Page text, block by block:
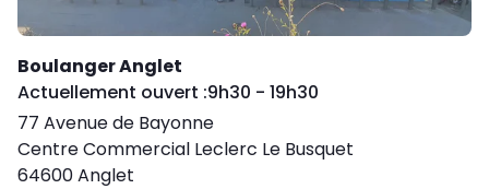
Boulanger Anglet
Actuellement ouvert :Day of the Week
9h30 - 19h30
77 Avenue de Bayonne
Centre Commercial Leclerc Le Busquet
64600Anglet